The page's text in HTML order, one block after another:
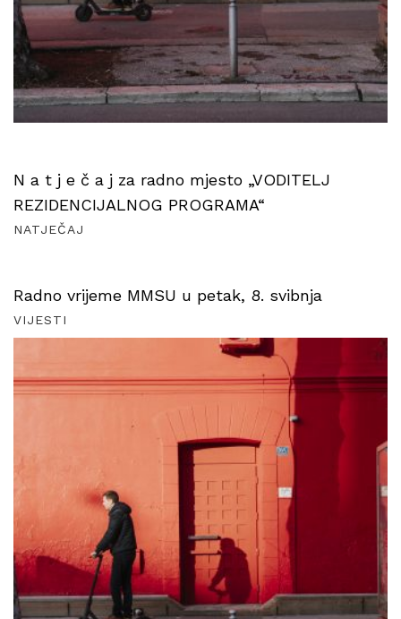
N a t j e č a j za radno mjesto „VODITELJ
REZIDENCIJALNOG PROGRAMA“
NATJEČAJ
Radno vrijeme MMSU u petak, 8. svibnja
VIJESTI